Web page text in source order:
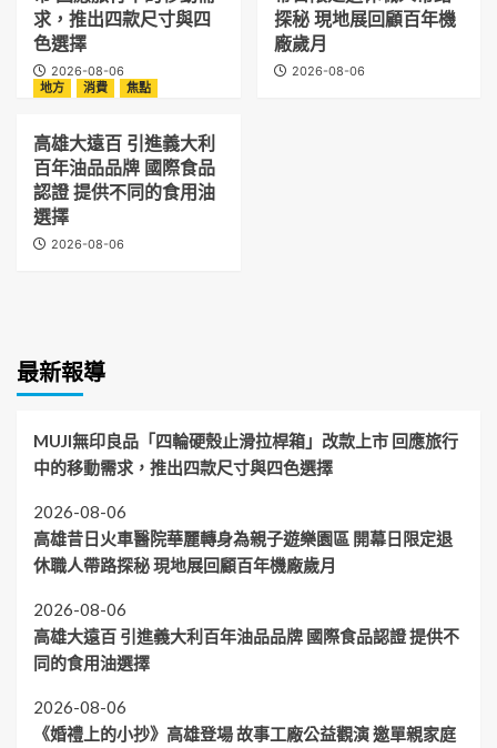
求，推出四款尺寸與四
色選擇
2026-08-06
探秘 現地展回顧百年機
廠歲月
2026-08-06
地方
消費 焦點
高雄大遠百 引進義大利
百年油品品牌 國際食品
認證 提供不同的食用油
選擇
2026-08-06
最新報導
MUJI無印良品「四輪硬殼止滑拉桿箱」改款上市 回應旅行
中的移動需求，推出四款尺寸與四色選擇
2026-08-06
高雄昔日火車醫院華麗轉身為親子遊樂園區 開幕日限定退
休職人帶路探秘 現地展回顧百年機廠歲月
2026-08-06
高雄大遠百 引進義大利百年油品品牌 國際食品認證 提供不
同的食用油選擇
2026-08-06
《婚禮上的小抄》高雄登場 故事工廠公益觀演 邀單親家庭